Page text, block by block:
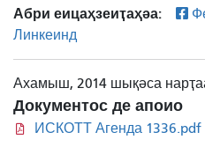
Абри еицаҳзеиҭаҳәа:
Линкеинд
Ахамыш, 2014 шықәса
Документос де апоио
ИСКОТТ Агенда 1336.pdf